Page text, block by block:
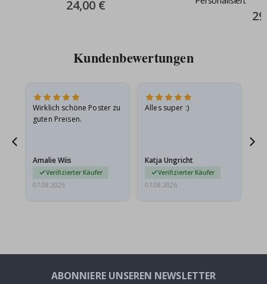
Special
Price
24,00 €
Kundenbewertungen
Wirklich schöne Poster zu
guten Preisen.
Amalie Wiis
Verifizierter Käufer
07.08.2026
Alles super :)
Katja Ungricht
Verifizierter Käufer
07.08.2026
ABONNIERE UNSEREN NEWSLETTER